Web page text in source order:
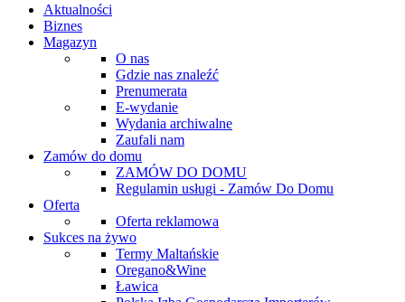
Aktualności
Biznes
Magazyn
O nas
Gdzie nas znaleźć
Prenumerata
E-wydanie
Wydania archiwalne
Zaufali nam
Zamów do domu
ZAMÓW DO DOMU
Regulamin usługi - Zamów Do Domu
Oferta
Oferta reklamowa
Sukces na żywo
Termy Maltańskie
Oregano&Wine
Ławica